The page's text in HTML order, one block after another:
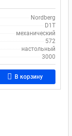
Nordberg
D1T
механический
572
настольный
3000
В корзину